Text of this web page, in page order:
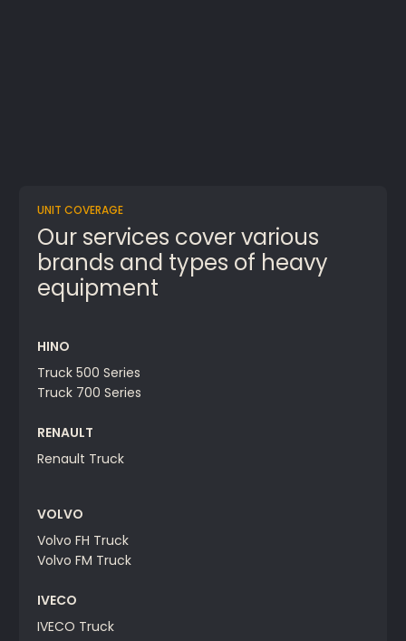
UNIT COVERAGE
Our services cover various
brands and types of heavy
equipment
HINO
Truck 500 Series
Truck 700 Series
RENAULT
Renault Truck
VOLVO
Volvo FH Truck
Volvo FM Truck
IVECO
IVECO Truck